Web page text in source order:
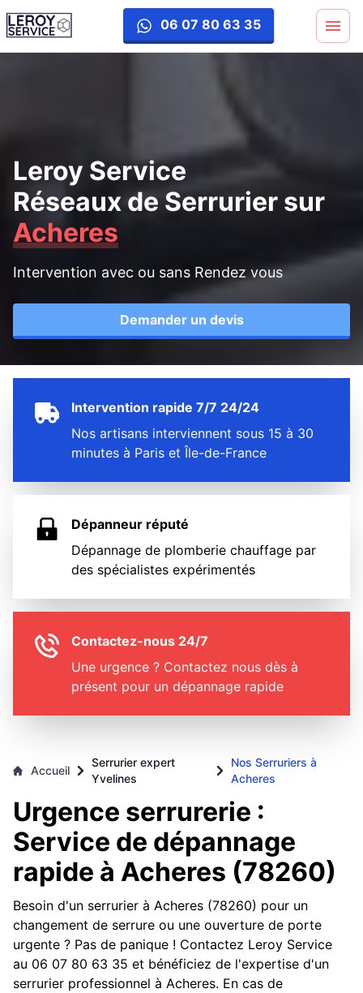
06 07 80 63 35
Leroy Service
Réseaux de Serrurier sur
Acheres
Intervention avec ou sans Rendez vous
Demander un devis
Intervention rapide 7/7 24/24
Nos artisans interviennent sous 15 à 30
minutes à Paris et Île-de-France
Dépanneur réputé
Dépannage de plomberie chauffage par
des spécialistes expérimentés
Contactez-nous 24/7
Une urgence ? Contactez nous dès à
présent pour un dépannage rapide
Accueil
Serrurier expert
Yvelines
Nos Serruriers à
Acheres
Urgence serrurerie :
Service de dépannage
rapide à Acheres (78260)
Besoin d'un serrurier à Acheres (78260) pour un
changement de serrure ou une ouverture de porte
urgente ? Pas de panique ! Contactez Leroy Service
au 06 07 80 63 35 et bénéficiez de l'expertise d'un
serrurier professionnel à Acheres. En cas de